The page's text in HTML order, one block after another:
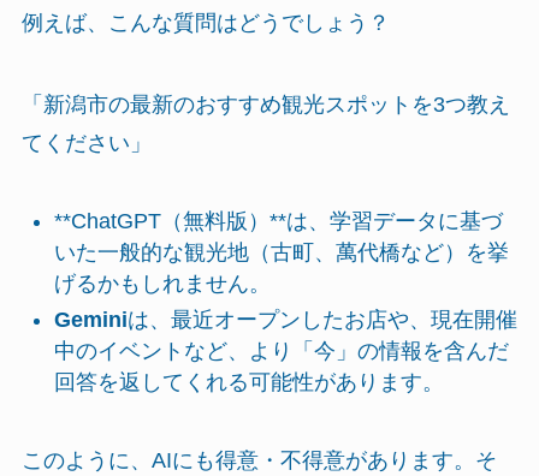
例えば、こんな質問はどうでしょう？
「新潟市の最新のおすすめ観光スポットを3つ教え
てください」
**ChatGPT（無料版）**は、学習データに基づ
いた一般的な観光地（古町、萬代橋など）を挙
げるかもしれません。
Geminiは、最近オープンしたお店や、現在開催
中のイベントなど、より「今」の情報を含んだ
回答を返してくれる可能性があります。
このように、AIにも得意・不得意があります。そ